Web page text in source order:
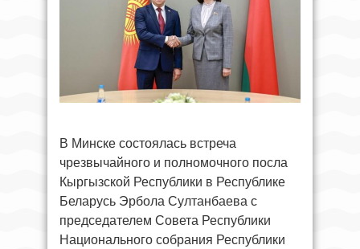
В Минске состоялась встреча
чрезвычайного и полномочного посла
Кыргызской Республики в Республике
Беларусь Эрбола Султанбаева с
председателем Совета Республики
Национального собрания Республики